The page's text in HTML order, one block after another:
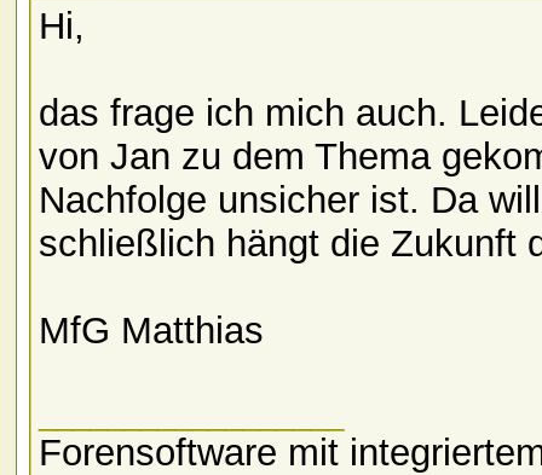
Hi,
das frage ich mich auch.
von Jan zu dem Thema
Nachfolge unsicher ist. Da
schließlich hängt die Zukunft
MfG Matthias
Forensoftware mit